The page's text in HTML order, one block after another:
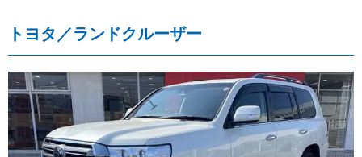
トヨタ／ランドクルーザー